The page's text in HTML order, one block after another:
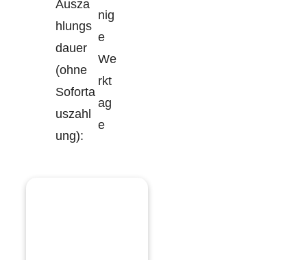
Ausza
hlungs
dauer
(ohne
Soforta
uszahl
ung):
nig
e
We
rkt
ag
e